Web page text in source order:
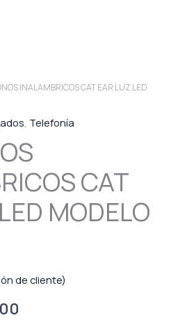
INALAMBRICOS CAT EAR LUZ LED
Telefonía
CAT
MODELO
de cliente)